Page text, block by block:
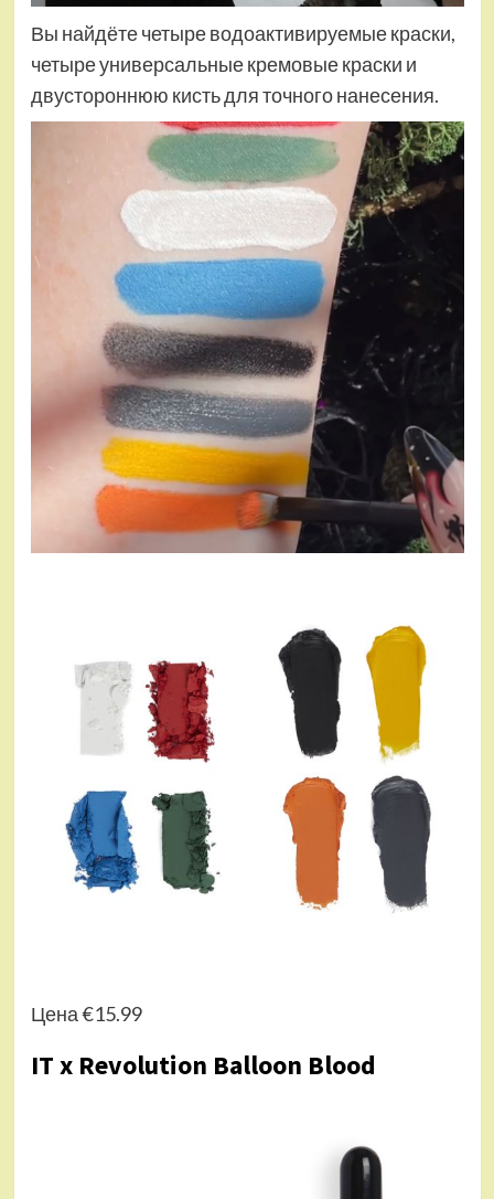
Вы найдёте четыре водоактивируемые краски,
четыре универсальные кремовые краски и
двустороннюю кисть для точного нанесения.
Цена €15.99
IT x Revolution Balloon Blood